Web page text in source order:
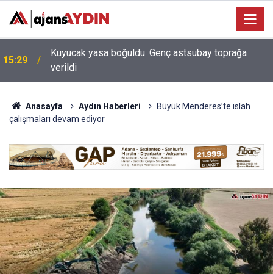
14:23
Erdoğan'ın müjdesi hayata geçiyor! Aydın Şehir
Hastanesi'nde ilk adım atıldı
Anasayfa Aydın Haberleri
Büyük Menderes’te ıslah
çalışmaları devam ediyor